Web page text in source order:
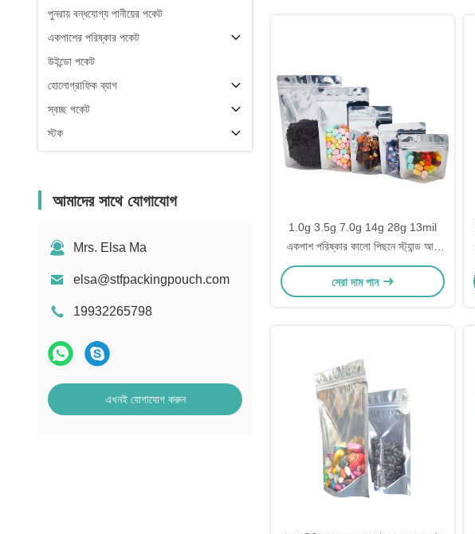
পুনরায় বন্ধযোগ্য পানীয়ের পকেট
একপাশের পরিষ্কার পকেট
উইন্ডো পকেট
হোলোগ্রাফিক ব্যাগ
স্বচ্ছ পকেট
স্টক
আমাদের সাথে যোগাযোগ
Mrs. Elsa Ma
elsa@stfpackingpouch.com
19932265798
এখনই যোগাযোগ করুন
1.0g 3.5g 7.0g 14g 28g 13mil
একপাশ পরিষ্কার কালো পিছনে স্ট্যান্ড আপ
পুনরায় বন্ধযোগ্য ফয়েল মাইলার ব্যাগ খাদ্য
সঞ্চয় প্যাকেজিং জন্য
সেরা দাম পান